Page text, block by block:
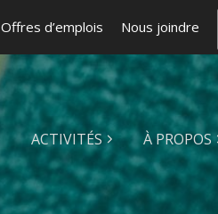
Offres d’emplois Nous joindre
ACTIVITÉS À PROPOS